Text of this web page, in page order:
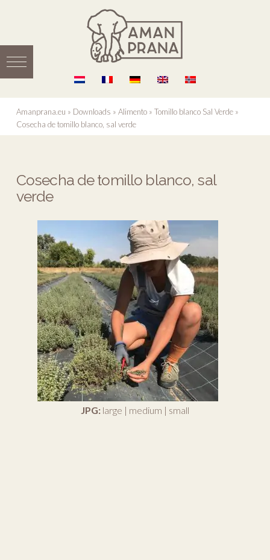
Amanprana.eu » Downloads » Alimento» Tomillo blanco Sal Verde»
Cosecha de tomillo blanco, sal verde
Cosecha de tomillo blanco, sal
verde
JPG: large | medium | small